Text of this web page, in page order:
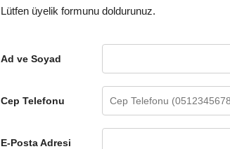
Lütfen üyelik formunu doldurunuz.
Ad ve Soyad
Cep Telefonu
E-Posta Adresi